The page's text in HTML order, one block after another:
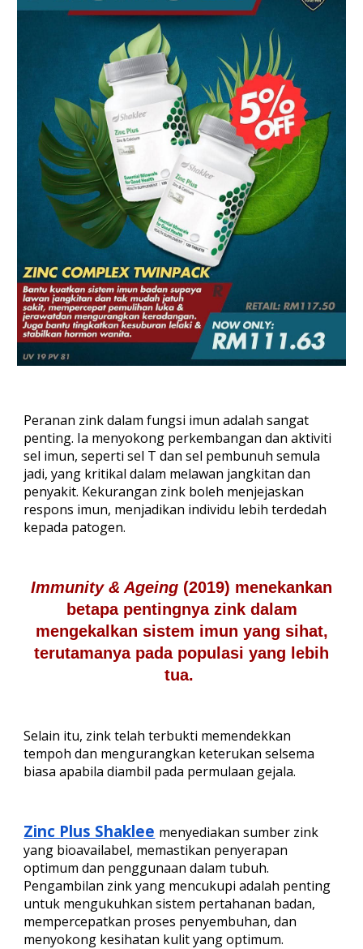
Peranan zink dalam fungsi imun adalah sangat
penting. Ia menyokong perkembangan dan aktiviti
sel imun, seperti sel T dan sel pembunuh semula
jadi, yang kritikal dalam melawan jangkitan dan
penyakit. Kekurangan zink boleh menjejaskan
respons imun, menjadikan individu lebih terdedah
kepada patogen.
Immunity & Ageing (2019) menekankan
betapa pentingnya zink dalam
mengekalkan sistem imun yang sihat,
terutamanya pada populasi yang lebih
tua.
Selain itu, zink telah terbukti memendekkan
tempoh dan mengurangkan keterukan selsema
biasa apabila diambil pada permulaan gejala.
Zinc Plus Shaklee menyediakan sumber zink
yang bioavailabel, memastikan penyerapan
optimum dan penggunaan dalam tubuh.
Pengambilan zink yang mencukupi adalah penting
untuk mengukuhkan sistem pertahanan badan,
mempercepatkan proses penyembuhan, dan
menyokong kesihatan kulit yang optimum.